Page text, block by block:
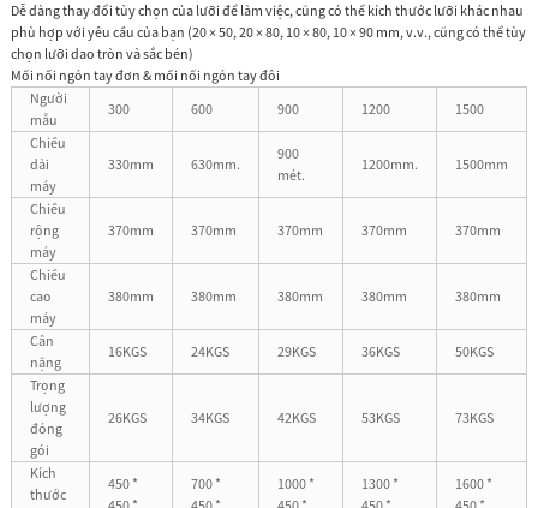
Dễ dàng thay đổi tùy chọn của lưỡi để làm việc, cũng có thể kích thước lưỡi khác nhau
phù hợp với yêu cầu của bạn (20 × 50, 20 × 80, 10 × 80, 10 × 90 mm, v.v., cũng có thể tùy
chọn lưỡi dao tròn và sắc bén)
Mối nối ngón tay đơn & mối nối ngón tay đôi
Người
mẫu
300 600 900 1200
1500
Chiều
dài
máy
330mm 630mm.
900
mét.
1200mm. 1500mm
Chiều
rộng
máy
370mm 370mm 370mm 370mm 370mm
Chiều
cao
máy
380mm 380mm 380mm 380mm 380mm
Cân
nặng
16KGS 24KGS 29KGS 36KGS
50KGS
Trọng
lượng
đóng
gói
26KGS 34KGS 42KGS 53KGS 73KGS
Kích
thước
450 *
700 *
1000 *
1300 *
1600 *